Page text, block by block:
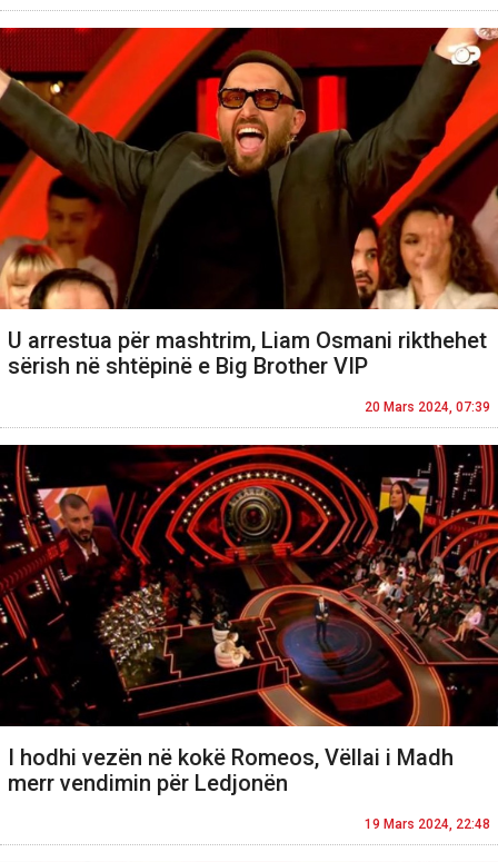
U arrestua për mashtrim, Liam Osmani rikthehet
sërish në shtëpinë e Big Brother VIP
20 Mars 2024, 07:39
I hodhi vezën në kokë Romeos, Vëllai i Madh
merr vendimin për Ledjonën
19 Mars 2024, 22:48